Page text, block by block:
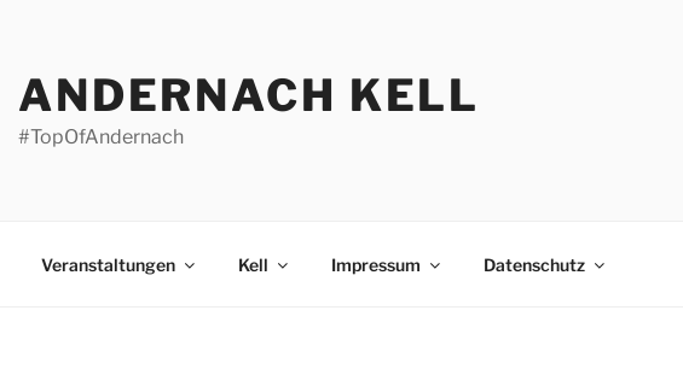
ANDERNACH KELL
#TopOfAndernach
Veranstaltungen Kell Impressum Datenschutz